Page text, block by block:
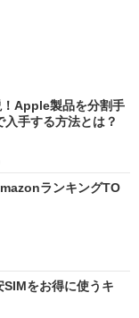
！Apple製品を分割手
入手する方法とは？
ランキングTO
をお得に使うキ